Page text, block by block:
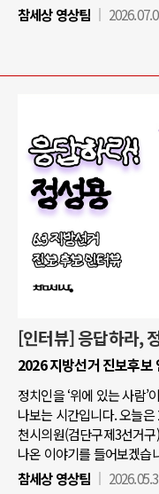
참세상 영상팀
[인터뷰] 응답하라,
2026 지방선거 진보후
정치인을 ‘위에 있는 사람
나보는 시간입니다. 오늘
천시의원(검단구제3선거
나온 이야기를 들어보겠습
참세상 영상팀